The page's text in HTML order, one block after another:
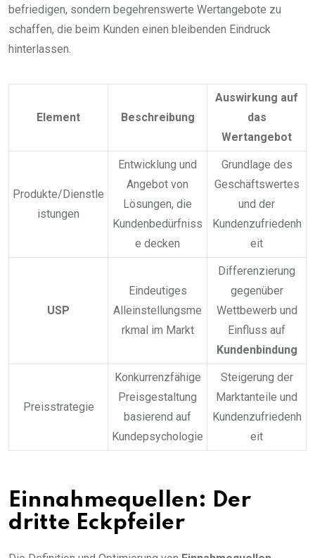
befriedigen, sondern begehrenswerte Wertangebote zu
schaffen, die beim Kunden einen bleibenden Eindruck
hinterlassen.
Element Beschreibung
Auswirkung auf
das
Wertangebot
Produkte/Dienstle
istungen
Entwicklung und
Angebot von
Lösungen, die
Kundenbedürfniss
e decken
Grundlage des
Geschäftswertes
und der
Kundenzufriedenh
eit
USP
Eindeutiges
Alleinstellungsme
rkmal im Markt
Differenzierung
gegenüber
Wettbewerb und
Einfluss auf
Kundenbindung
Preisstrategie
Konkurrenzfähige
Preisgestaltung
basierend auf
Kundepsychologie
Steigerung der
Marktanteile und
Kundenzufriedenh
eit
Einnahmequellen: Der
dritte Eckpfeiler